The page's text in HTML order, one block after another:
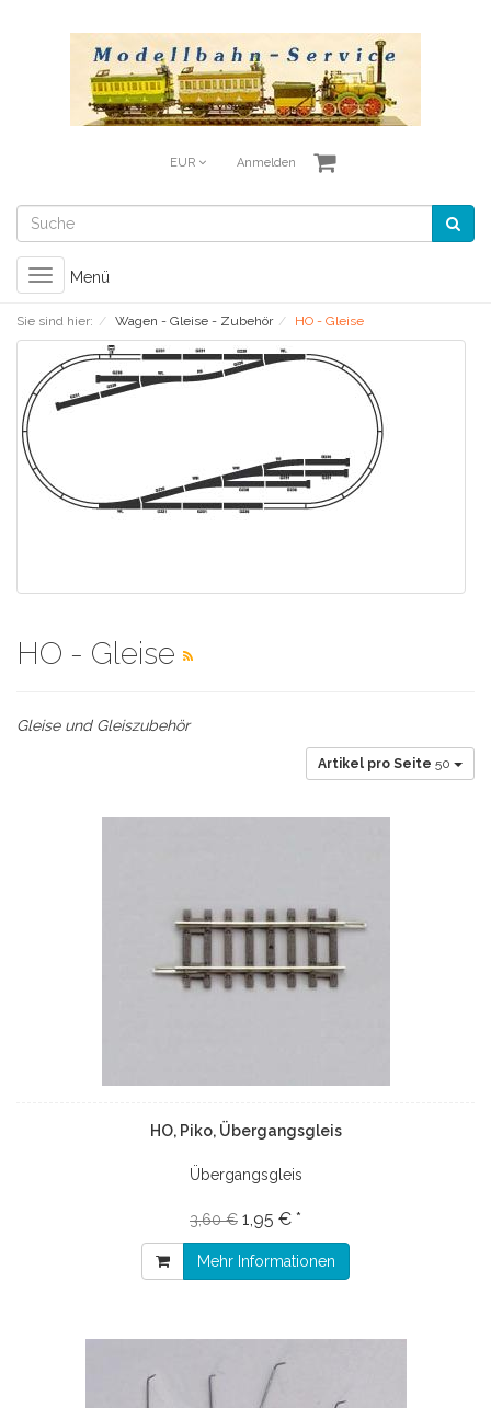
EUR Anmelden
Toggle
navigation
Menü
Sie sind hier: Wagen - Gleise - Zubehör HO - Gleise
HO - Gleise
Gleise und Gleiszubehör
Artikel pro Seite 50
HO, Piko, Übergangsgleis
Übergangsgleis
3,60 € 1,95 € *
Mehr Informationen